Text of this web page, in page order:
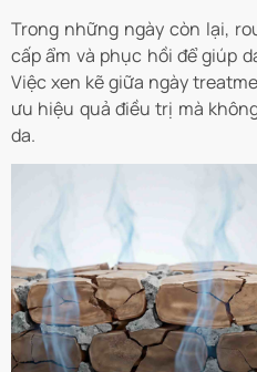
Trong những ngày còn lại,
cấp ẩm và phục hồi để giúp
Việc xen kẽ giữa ngày
ưu hiệu quả điều trị mà
da.